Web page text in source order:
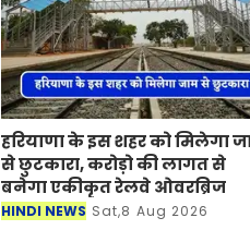
हरियाणा के इस शहर को मिलेगा
से छुटकारा, करोड़ो की लागत से
बनेगा एकीकृत रेलवे ओवरब्रिज
HINDI NEWS Sat,8 Aug 2026